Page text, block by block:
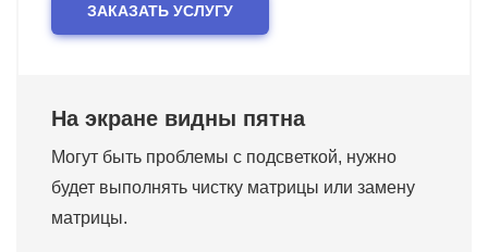
ЗАКАЗАТЬ УСЛУГУ
На экране видны пятна
Могут быть проблемы с подсветкой, нужно
будет выполнять чистку матрицы или замену
матрицы.